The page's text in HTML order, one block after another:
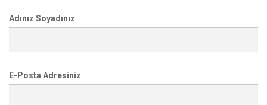
Adınız Soyadınız
E-Posta Adresiniz